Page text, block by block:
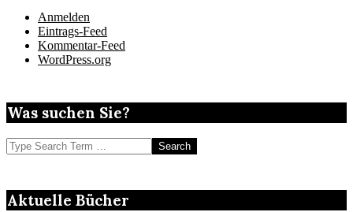
Anmelden
Eintrags-Feed
Kommentar-Feed
WordPress.org
Was suchen Sie?
Search
Aktuelle Bücher